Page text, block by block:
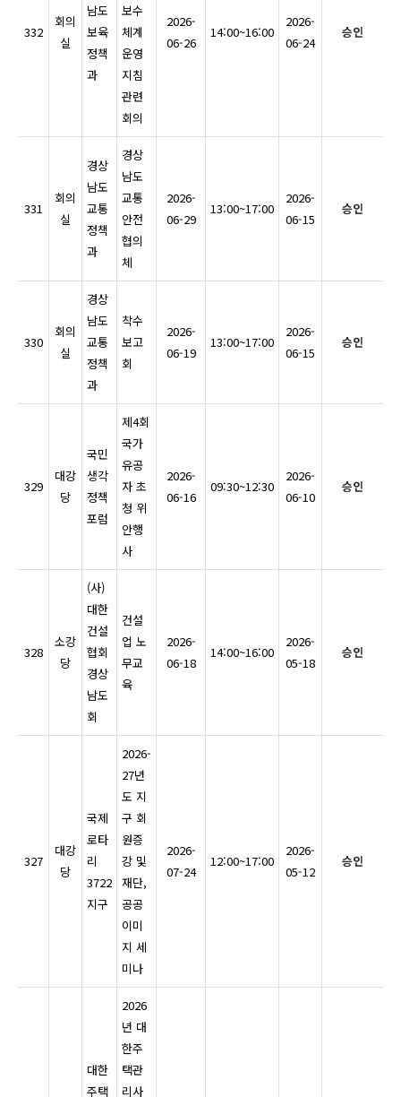
332
회의
실
남도
보육
정책
과
보수
체계
운영
지침
관련
회의
2026-
06-26
14:00~16:00
2026-
06-24
승인
331
회의
실
경상
남도
교통
정책
과
경상
남도
교통
안전
협의
체
2026-
06-29
13:00~17:00
2026-
06-15
승인
330
회의
실
경상
남도
교통
정책
과
착수
보고
회
2026-
06-19
13:00~17:00
2026-
06-15
승인
329
대강
당
국민
생각
정책
포럼
제4회
국가
유공
자 초
청 위
안행
사
2026-
06-16
09:30~12:30
2026-
06-10
승인
328
소강
당
(사)
대한
건설
협회
경상
남도
회
건설
업 노
무교
육
2026-
06-18
14:00~16:00
2026-
05-18
승인
327
대강
당
국제
로타
리
3722
지구
2026-
27년
도 지
구 회
원증
강 및
재단,
공공
이미
지 세
미나
2026-
07-24
12:00~17:00
2026-
05-12
승인
대한
주택
2026
년 대
한주
택관
리사